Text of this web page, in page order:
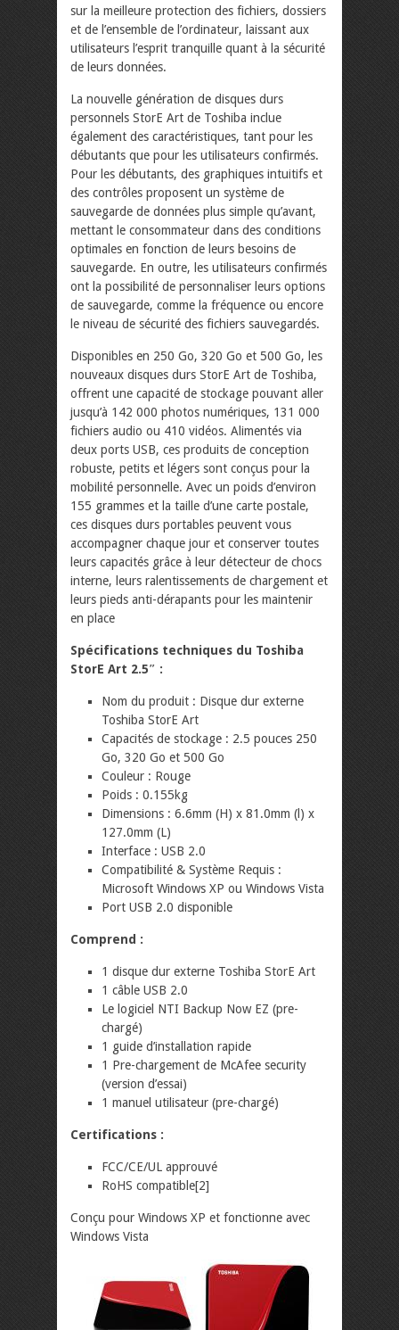
sur la meilleure protection des fichiers, dossiers
et de l’ensemble de l’ordinateur, laissant aux
utilisateurs l’esprit tranquille quant à la sécurité
de leurs données.
La nouvelle génération de disques durs
personnels StorE Art de Toshiba inclue
également des caractéristiques, tant pour les
débutants que pour les utilisateurs confirmés.
Pour les débutants, des graphiques intuitifs et
des contrôles proposent un système de
sauvegarde de données plus simple qu’avant,
mettant le consommateur dans des conditions
optimales en fonction de leurs besoins de
sauvegarde. En outre, les utilisateurs confirmés
ont la possibilité de personnaliser leurs options
de sauvegarde, comme la fréquence ou encore
le niveau de sécurité des fichiers sauvegardés.
Disponibles en 250 Go, 320 Go et 500 Go, les
nouveaux disques durs StorE Art de Toshiba,
offrent une capacité de stockage pouvant aller
jusqu’à 142 000 photos numériques, 131 000
fichiers audio ou 410 vidéos. Alimentés via
deux ports USB, ces produits de conception
robuste, petits et légers sont conçus pour la
mobilité personnelle. Avec un poids d’environ
155 grammes et la taille d’une carte postale,
ces disques durs portables peuvent vous
accompagner chaque jour et conserver toutes
leurs capacités grâce à leur détecteur de chocs
interne, leurs ralentissements de chargement et
leurs pieds anti-dérapants pour les maintenir
en place
Spécifications techniques du Toshiba
StorE Art 2.5″ :
Nom du produit : Disque dur externe
Toshiba StorE Art
Capacités de stockage : 2.5 pouces 250
Go, 320 Go et 500 Go
Couleur : Rouge
Poids : 0.155kg
Dimensions : 6.6mm (H) x 81.0mm (l) x
127.0mm (L)
Interface : USB 2.0
Compatibilité & Système Requis :
Microsoft Windows XP ou Windows Vista
Port USB 2.0 disponible
Comprend :
1 disque dur externe Toshiba StorE Art
1 câble USB 2.0
Le logiciel NTI Backup Now EZ (pre-
chargé)
1 guide d’installation rapide
1 Pre-chargement de McAfee security
(version d’essai)
1 manuel utilisateur (pre-chargé)
Certifications :
FCC/CE/UL approuvé
RoHS compatible[2]
Conçu pour Windows XP et fonctionne avec
Windows Vista